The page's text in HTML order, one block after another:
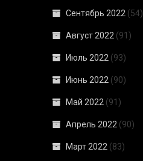
Сентябрь 2022 (54)
Август 2022 (91)
Июль 2022 (93)
Июнь 2022 (90)
Май 2022 (91)
Апрель 2022 (90)
Март 2022 (83)